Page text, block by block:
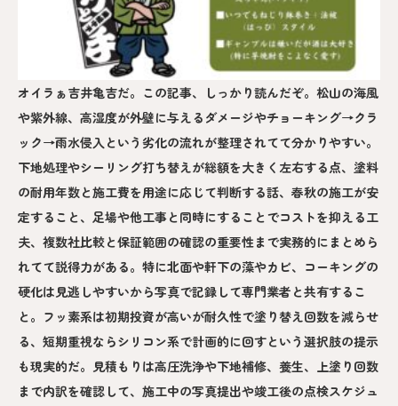
オイラぁ吉井亀吉だ。この記事、しっかり読んだぞ。松山の海風
や紫外線、高湿度が外壁に与えるダメージやチョーキング→クラ
ック→雨水侵入という劣化の流れが整理されてて分かりやすい。
下地処理やシーリング打ち替えが総額を大きく左右する点、塗料
の耐用年数と施工費を用途に応じて判断する話、春秋の施工が安
定すること、足場や他工事と同時にすることでコストを抑える工
夫、複数社比較と保証範囲の確認の重要性まで実務的にまとめら
れてて説得力がある。特に北面や軒下の藻やカビ、コーキングの
硬化は見逃しやすいから写真で記録して専門業者と共有するこ
と。フッ素系は初期投資が高いが耐久性で塗り替え回数を減らせ
る、短期重視ならシリコン系で計画的に回すという選択肢の提示
も現実的だ。見積もりは高圧洗浄や下地補修、養生、上塗り回数
まで内訳を確認して、施工中の写真提出や竣工後の点検スケジュ